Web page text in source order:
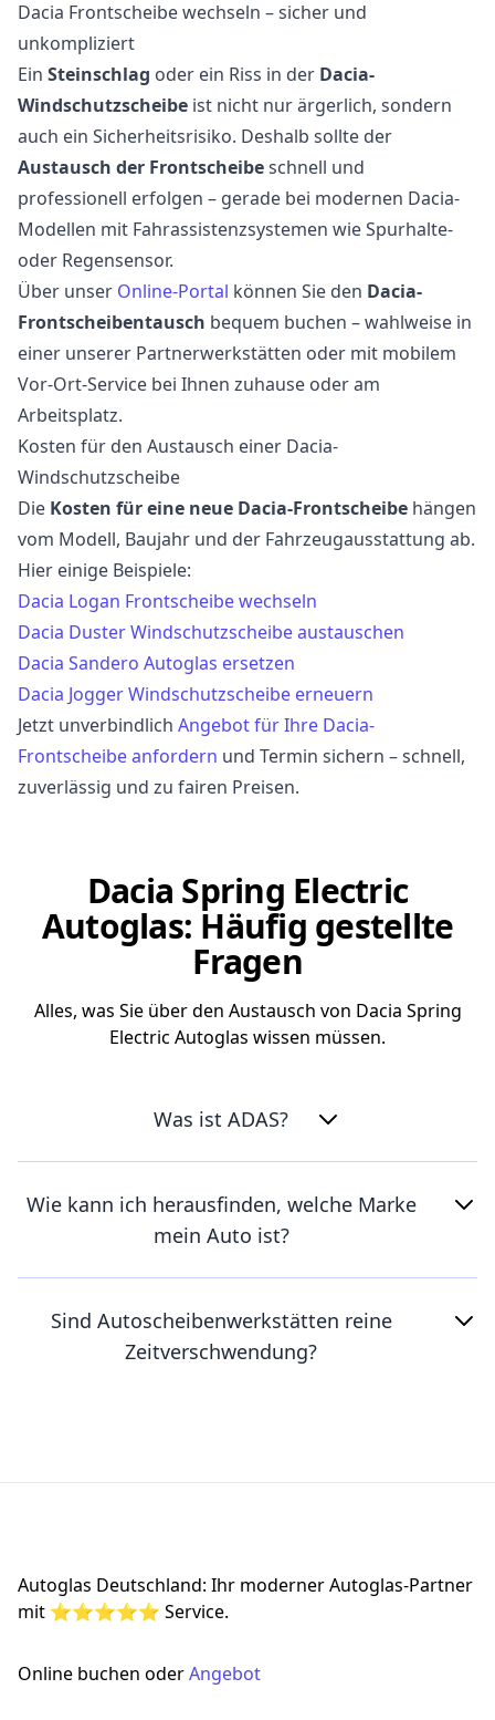
Dacia Frontscheibe wechseln – sicher und
unkompliziert
Ein Steinschlag oder ein Riss in der Dacia-
Windschutzscheibe ist nicht nur ärgerlich, sondern
auch ein Sicherheitsrisiko. Deshalb sollte der
Austausch der Frontscheibeschnell und
professionell erfolgen – gerade bei modernen Dacia-
Modellen mit Fahrassistenzsystemen wie Spurhalte-
oder Regensensor.
Über unser Online-Portal können Sie den Dacia-
Frontscheibentausch bequem buchen – wahlweise in
einer unserer Partnerwerkstätten oder mit mobilem
Vor-Ort-Service bei Ihnen zuhause oder am
Arbeitsplatz.
Kosten für den Austausch einer Dacia-
Windschutzscheibe
Die Kosten für eine neue Dacia-Frontscheibe hängen
vom Modell, Baujahr und der Fahrzeugausstattung ab.
Hier einige Beispiele:
Dacia Logan Frontscheibe wechseln
Dacia Duster Windschutzscheibe austauschen
Dacia Sandero Autoglas ersetzen
Dacia Jogger Windschutzscheibe erneuern
Jetzt unverbindlich Angebot für Ihre Dacia-
Frontscheibe anfordern und Termin sichern – schnell,
zuverlässig und zu fairen Preisen.
Dacia Spring Electric
Autoglas: Häufig gestellte
Fragen
Alles, was Sie über den Austausch von Dacia Spring
Electric Autoglas wissen müssen.
Was ist ADAS?
Wie kann ich herausfinden, welche Marke
mein Auto ist?
Sind Autoscheibenwerkstätten reine
Zeitverschwendung?
Autoglas Deutschland: Ihr moderner Autoglas-Partner
mit ⭐⭐⭐⭐⭐ Service.
Online buchen oderAngebot